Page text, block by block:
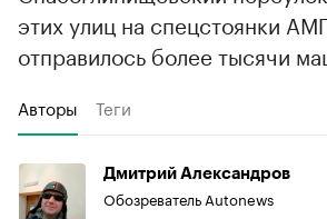
этих улиц на спецстоянки
отправилось более тысячи
Авторы Теги
Дмитрий Александров
Обозреватель Autonews